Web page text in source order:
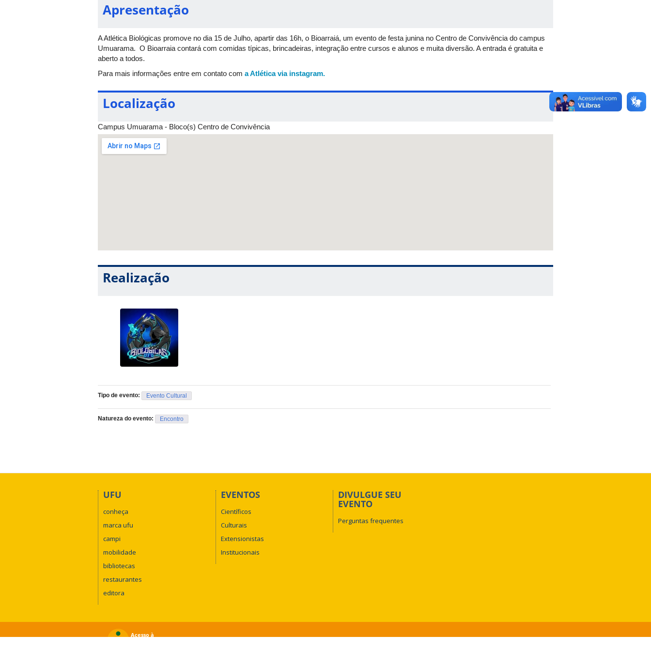
Apresentação
A Atlética Biológicas promove no dia 15 de Julho, apartir das 16h, o Bioarraiá, um evento de festa junina no Centro de Convivência do campus
Umuarama. O Bioarraia contará com comidas típicas, brincadeiras, integração entre cursos e alunos e muita diversão. A entrada é gratuita e
aberto a todos.
Para mais informações entre em contato com a Atlética via instagram.
Localização
Campus Umuarama - Bloco(s) Centro de Convivência
Realização
Tipo de evento: Evento Cultural
Natureza do evento: Encontro
UFU
conheça
marca ufu
campi
mobilidade
bibliotecas
restaurantes
editora
EVENTOS
Científicos
Culturais
Extensionistas
Institucionais
DIVULGUE SEU
EVENTO
Perguntas frequentes